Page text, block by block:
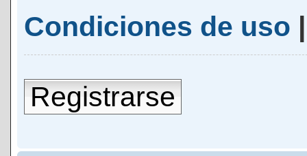
Condiciones de uso
Registrarse